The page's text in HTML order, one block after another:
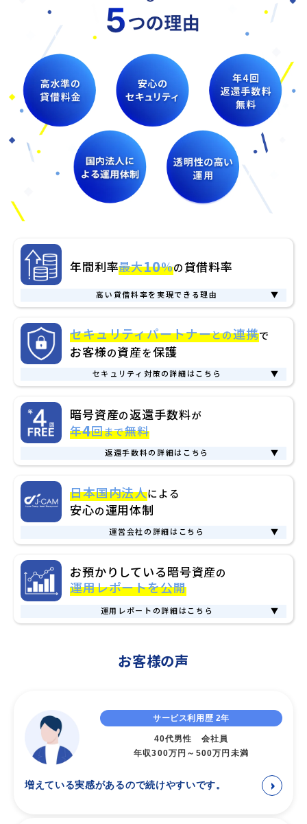
年間利率最大10%の貸借料率
高い貸借料率を実現できる理由 ▼
理由1.ビットレンディングはお客様からお預かりした
暗号資産を運用し、そこで得た収益をお客様に還元す
るビジネスモデルのため
と運用に係る契約を結び、独自のポートフォリオを構
築することで、最適なリスク・リターンを実現してい
るため
暗号資産取引所のレンディングサービスとの
違い
国内暗号資産取引所（暗号資産交換業者）の場合、主にユーザ
ーに対して暗号資産取引をはじめとする暗号資産に係る多様な
サービスを提供しています。その中で、現状の国内暗号資産取
引所が、ユーザーに対して提供しているレンディングサービス
は、付加価値を提供するサービスのひとつとして位置付けられ
ています。
ユーザーから借り入れた暗号資産は、自社サービス内の信用取
ていないため貸借料も控えめに設定されています。 対して、ビ
ットレンディングは「お客様からお預かりした暗号資産を運用
つまり、市場での運用により最大限の収益を追求することを目
的としているため、国内暗号資産取引所のレンディングサービ
スと比較して、お客様へ還元される貸借料率は必然的に高い設
定となります。
他社専門事業者のレンディングサービスとの
セキュリティパートナーとの連携で
お客様の資産を保護
セキュリティ対策の詳細はこちら ▼
お客様資産の安全性について
ビットレンディングは、Fireblocks社の提供するセキュリティ
サービスを活用しています。
当社では、Fireblocks社の独自技術を活用し、暗号資産の取引
に必要な秘密鍵を分割して厳重に分散管理しています。仮に一
部のシステムが攻撃されても、分割された鍵だけでは取引がで
きないため、資産の流出を防ぐことができます。
さらに、暗号資産を取引所に移さず、当社の管理下に置いたま
まで取引できる仕組みにより、万が一取引所が破綻したりハッ
キングを受けた場合でも、お客様の資産は安全に守られます。
ビットレンディングは、お客様の信頼と資産の保護を最優先
に、安心してご利用いただける業界最高水準のサービスを提供
連携パートナー
Fireblocks社は、全世界で数千以上の金融機関を顧客にもち、
業界最高水準のサービスを提供する、ブロックチェーンインフ
ラストラクチャのリーダー企業です。
マルチパーティ計算（MPC）やハードウェア隔離環境
（TEE）、Off-Exchange機能といった先進的なセキュリティソ
暗号資産の返還手数料が
年4回まで無料
返還手数料の詳細はこちら ▼
返還手数料 とは、お客様が貸出しをした暗号資産を返還する
際、また紹介報酬の出金に伴って各ブロックチェーンの送金に
必要なネットワーク手数料を指します。
年間4回までは弊社が負担するため無料でご利用いただけます
が、5回目以降は返還を希望される暗号資産の数量から返還手
数料を差し引いた数量が返還されます。なお、ビットレンディ
ングでは、
返還手数料以外の途中解約手数料などは一切いただ
いておりません。最小限のコストで高いユーザビリティを追求
したサービスを提供しています。
5回目以降の返還に差し引かれる返還手数料は以下のとおりで
【業界最安水準】各暗号資産の返還手数料
0.00015BTC
ETH Ethereum
(ERC-20)
0.0015ETH
XRP XRP Ledger
日本国内法人による
安心の運用体制
運営会社の詳細はこちら ▼
お客様の「未来の可能性を広げる」あたらしい資産運用体験を
提供しています。
お客様の資産形成の選択肢を広げ、日本の金融リテラシーと可
能性を次のステージへ導きます。
お預かりしている暗号資産の
運用レポートを公開
運用レポートの詳細はこちら ▼
ビットレンディングは、お客様からお預かりした資産の運用実
認いただけます。
お客様の声
サービス利用歴 2年
40代男性 会社員
年収300万円～500万円未満
増えている実感があるので続けやすいです。 ＞